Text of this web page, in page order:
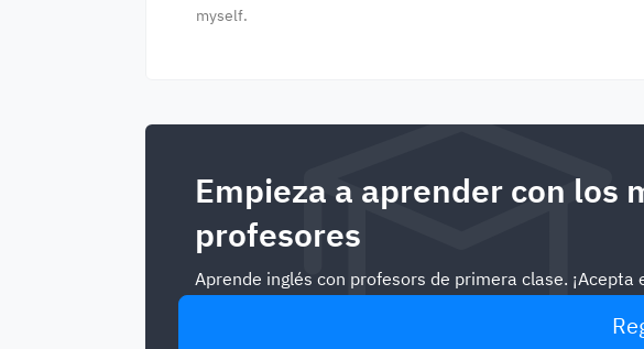
myself.
Empieza a aprender con los
profesores
Aprende inglés con profesors de primera clase. ¡Acepta